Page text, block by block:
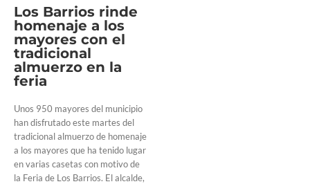
Los Barrios rinde
homenaje a los
mayores con el
tradicional
almuerzo en la
feria
Unos 950 mayores del municipio
han disfrutado este martes del
tradicional almuerzo de homenaje
a los mayores que ha tenido lugar
en varias casetas con motivo de
la Feria de Los Barrios. El alcalde,